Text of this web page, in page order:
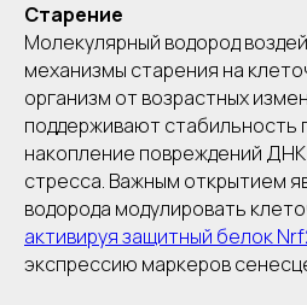
Старение
Молекулярный водород
механизмы старения на
организм от возрастных
поддерживают стабильность
накопление повреждений
стресса. Важным открытием
водорода модулировать
активируя защитный белок
экспрессию маркеров